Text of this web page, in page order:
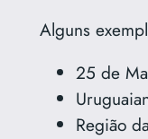
Alguns
25 de
Região